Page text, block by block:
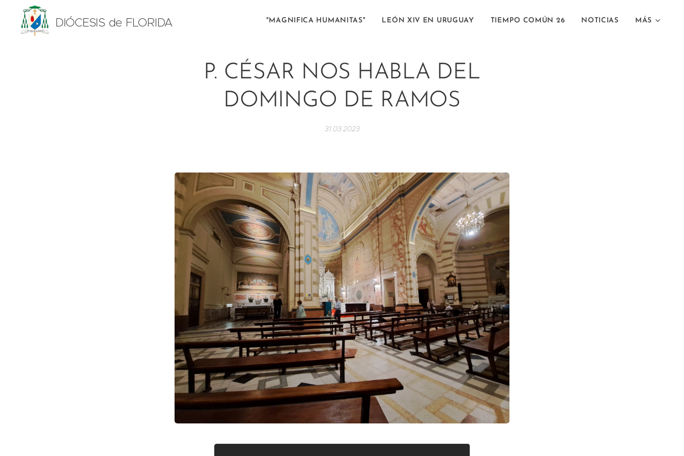
DIÓCESIS de FLORIDA "MAGNIFICA HUMANITAS" LEÓN XIV EN URUGUAY TIEMPO COMÚN 26 NOTICIAS MÁS
P. CÉSAR NOS HABLA DEL
DOMINGO DE RAMOS
31.03.2023